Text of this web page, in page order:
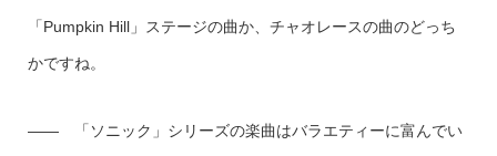
「Pumpkin Hill」ステージの曲か、チャオレースの曲のどっち
かですね。
—— 「ソニック」シリーズの楽曲はバラエティーに富んでい